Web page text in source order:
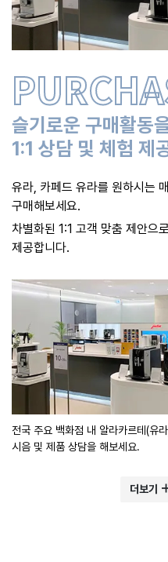
슬기로운 구매활동
1:1 상담 및 체험 제
유라, 카페드 유라를 원하시는
구매해보세요.
차별화된 1:1 고객 맞춤 제안으
제공합니다.
전국 주요 백화점 내 알라카르테(유
시음 및 제품 상담을 해보세요.
더보기